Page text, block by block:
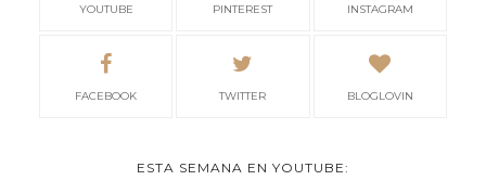
YOUTUBE PINTEREST INSTAGRAM
FACEBOOK TWITTER BLOGLOVIN
ESTA SEMANA EN YOUTUBE: